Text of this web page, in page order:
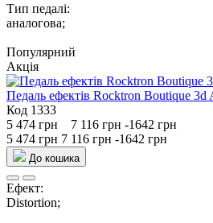
Тип педалі:
аналогова;
Популярний
Акція
Педаль ефектів Rocktron Boutique 3d
Код 1333
5 474 грн 7 116 грн -1642 грн
5 474 грн 7 116 грн -1642 грн
До кошика
Ефект:
Distortion;